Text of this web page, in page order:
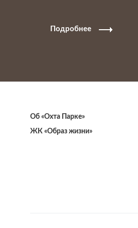
Подробнее
Об «Охта Парке»
ЖК «Образ жизни»